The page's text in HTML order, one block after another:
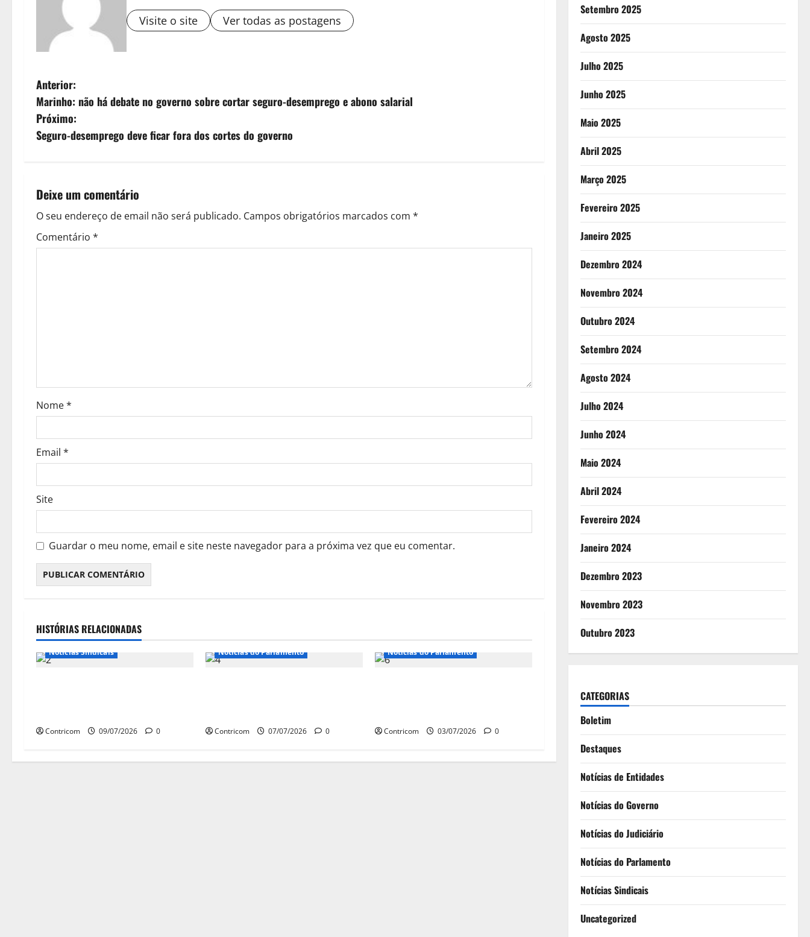
Visite o site Ver todas as postagens
N
a
v
g
a
ç
r
t
i
g
o
s
Anterior:
Marinho: não há debate no governo sobre cortar seguro-desemprego e abono salarial
Próximo:
Seguro-desemprego deve ficar fora dos cortes do governo
Deixe um comentário
O seu endereço de email não será publicado. Campos obrigatórios marcados com *
Comentário *
Nome*
Email *
Site
Guardar o meu nome, email e site neste navegador para a próxima vez que eu comentar.
HISTÓRIAS RELACIONADAS
Notícias do Parlamento
Notícias Sindicais
Contricom 09/07/2026 0
Notícias do Parlamento
Contricom 07/07/2026 0
Notícias do Parlamento
Contricom 03/07/2026 0
Setembro 2025
Agosto 2025
Julho 2025
Junho 2025
Maio 2025
Abril 2025
Março 2025
Fevereiro 2025
Janeiro 2025
Dezembro 2024
Novembro 2024
Outubro 2024
Setembro 2024
Agosto 2024
Julho 2024
Junho 2024
Maio 2024
Abril 2024
Fevereiro 2024
Janeiro 2024
Dezembro 2023
Novembro 2023
Outubro 2023
CATEGORIAS
Boletim
Destaques
Notícias de Entidades
Notícias do Governo
Notícias do Judiciário
Notícias do Parlamento
Notícias Sindicais
Uncategorized